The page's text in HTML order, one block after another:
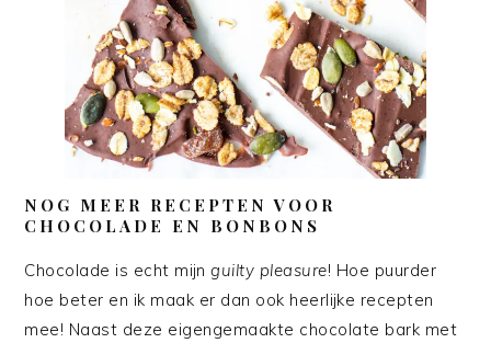
NOG MEER RECEPTEN VOOR
CHOCOLADE EN BONBONS
Chocolade is echt mijnguilty pleasure! Hoe puurder
hoe beter en ik maak er dan ook heerlijke recepten
mee! Naast deze eigengemaakte chocolate bark met